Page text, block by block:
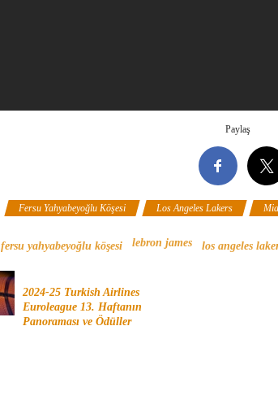
Paylaş
Fersu Yahyabeyoğlu Köşesi Los Angeles Lakers
fersu yahyabeyoğlu köşesi lebron james los angeles
2024-25 Turkish Airlines
Euroleague 13. Haftanın
Panoraması ve Ödüller